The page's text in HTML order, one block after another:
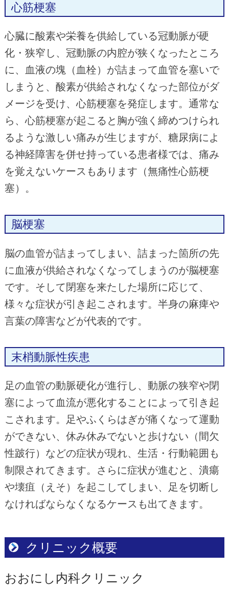
心筋梗塞
心臓に酸素や栄養を供給している冠動脈が硬
化・狭窄し、冠動脈の内腔が狭くなったところ
に、血液の塊（血栓）が詰まって血管を塞いで
しまうと、酸素が供給されなくなった部位がダ
メージを受け、心筋梗塞を発症します。通常な
ら、心筋梗塞が起こると胸が強く締めつけられ
るような激しい痛みが生じますが、糖尿病によ
る神経障害を併せ持っている患者様では、痛み
を覚えないケースもあります（無痛性心筋梗
塞）。
脳梗塞
脳の血管が詰まってしまい、詰まった箇所の先
に血液が供給されなくなってしまうのが脳梗塞
です。そして閉塞を来たした場所に応じて、
様々な症状が引き起こされます。半身の麻痺や
言葉の障害などが代表的です。
末梢動脈性疾患
足の血管の動脈硬化が進行し、動脈の狭窄や閉
塞によって血流が悪化することによって引き起
こされます。足やふくらはぎが痛くなって運動
ができない、休み休みでないと歩けない（間欠
性跛行）などの症状が現れ、生活・行動範囲も
制限されてきます。さらに症状が進むと、潰瘍
や壊疽（えそ）を起こしてしまい、足を切断し
なければならなくなるケースも出てきます。
クリニック概要
おおにし内科クリニック